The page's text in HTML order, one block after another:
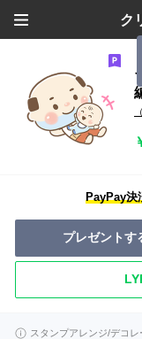
ク
PayPay決
プレゼントす
スタンプアレンジ/デコ